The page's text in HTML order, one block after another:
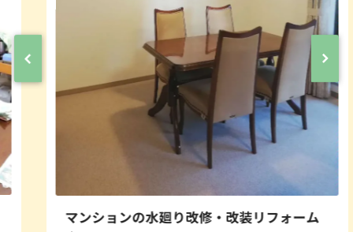
マンションの水廻り改修・改装リフォーム